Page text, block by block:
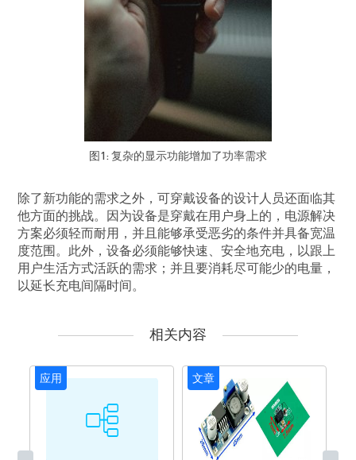
图1: 复杂的显示功能增加了功率需求
除了新功能的需求之外，可穿戴设备的设计人员还面临其
他方面的挑战。因为设备是穿戴在用户身上的，电源解决
方案必须轻而耐用，并且能够承受恶劣的条件并具备宽温
度范围。此外，设备必须能够快速、安全地充电，以跟上
用户生活方式活跃的需求；并且要消耗尽可能少的电量，
以延长充电间隔时间。
相关内容
应用 文章